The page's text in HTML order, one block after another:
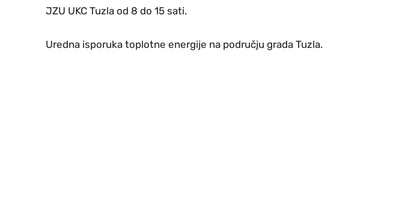
JZU UKC Tuzla od 8 do 15 sati.
Uredna isporuka toplotne energije na području grada Tuzla.